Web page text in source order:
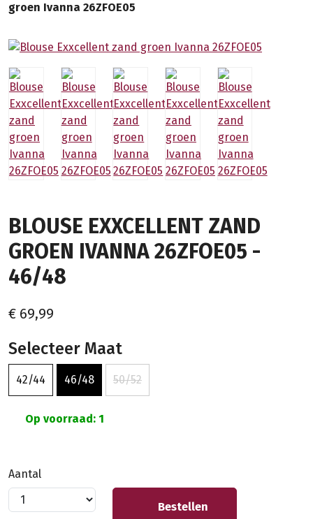
groen Ivanna 26ZFOE05
BLOUSE EXXCELLENT ZAND
GROEN IVANNA 26ZFOE05 -
46/48
€ 69,99
Selecteer Maat
42/44 46/48 50/52
Op voorraad: 1
Aantal
Bestellen